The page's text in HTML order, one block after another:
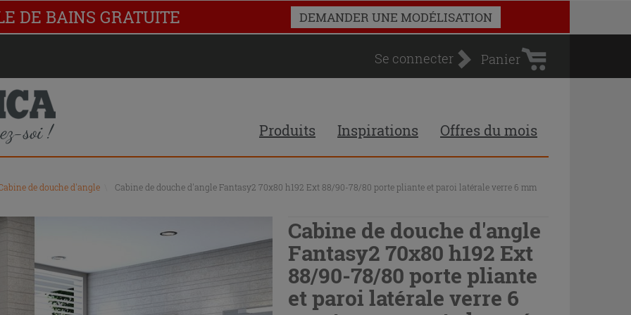
DE BAINS GRATUITE DEMANDER UNE MODÉLISATION
Se connecter
Panier
d'achat
Panier
Produits Inspirations Offres du mois
de douche d'angle
Cabine de douche d'angle Fantasy2 70x80 h192 Ext 88/90-78/80 porte pliante et paroi latérale verre 6 mm
Cabine de douche d'angle
Fantasy2 70x80 h192 Ext
88/90-78/80 porte pliante
et paroi latérale verre 6